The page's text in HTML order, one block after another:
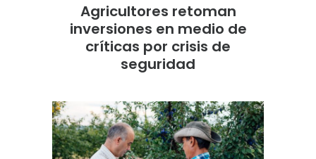
Agricultores retoman
inversiones en medio de
críticas por crisis de
seguridad